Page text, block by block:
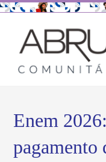
Enem
pagamento